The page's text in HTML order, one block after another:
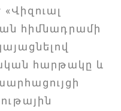
հիմնադրամի
հարթակը և